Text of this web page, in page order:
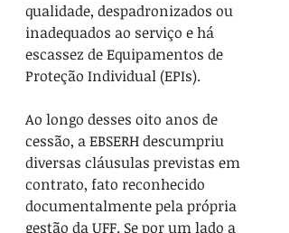
qualidade, despadronizados ou
inadequados ao serviço e há
escassez de Equipamentos de
Proteção Individual (EPIs).
Ao longo desses oito anos de
cessão, a EBSERH descumpriu
diversas cláusulas previstas em
contrato, fato reconhecido
documentalmente pela própria
gestão da UFF. Se por um lado a